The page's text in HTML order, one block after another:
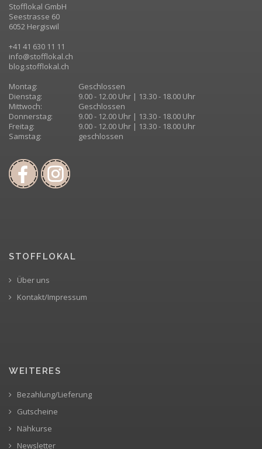
Stofflokal GmbH
Seestrasse 60
6052 Hergiswil
+41 41 630 11 11
info@stofflokal.ch
blog.stofflokal.ch
Montag:
Geschlossen
Dienstag:
9.00 - 12.00 Uhr | 13.30 - 18.00 Uhr
Mittwoch:
Geschlossen
Donnerstag:
9.00 - 12.00 Uhr | 13.30 - 18.00 Uhr
Freitag:
9.00 - 12.00 Uhr | 13.30 - 18.00 Uhr
Samstag:
geschlossen
STOFFLOKAL
Über uns
Kontakt/Impressum
WEITERES
Bezahlung/Lieferung
Gutscheine
Nähkurse
Newsletter